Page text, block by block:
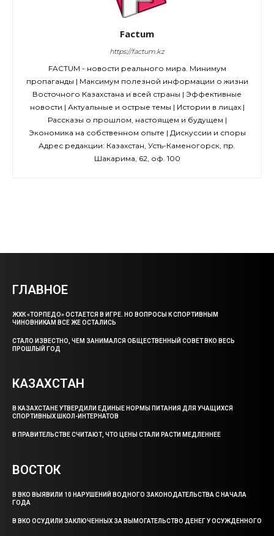
Factum
https://factum.kz
FACTUM - новости реального мира. Минимум
пропаганды | Максимум полезной информации о жизни
Восточного Казахстана и всей страны | Эффективные
новости | Актуальные и острые темы | Истории в лицах |
Рассказы о прошлом, настоящем и будущем |
Экономика на собственном опыте | Дискуссии и споры
Адрес редакции: Казахстан, Усть-Каменогорск, пр.
Шакарима, 62, оф. 100
ГЛАВНОЕ
ЖХК «ТОРПЕДО» ОСТАЕТСЯ В ИГРЕ. НО ВОПРОСЫ К СПОРТИВНЫМ
ЧИНОВНИКАМ ВСЕ ЖЕ ОСТАЛИСЬ
СТАЛО ИЗВЕСТНО, ЧЕМ ЗАНИМАЛСЯ ОБЩЕСТВЕННЫЙ СОВЕТ ВКО ВЕСЬ
ПРОШЛЫЙ ГОД
КАЗАХСТАН
В КАЗАХСТАНЕ УТВЕРДИЛИ ЕДИНЫЕ НОРМЫ ПИТАНИЯ ДЛЯ УЧАЩИХСЯ
СПОРТИВНЫХ ШКОЛ-ИНТЕРНАТОВ
В ПРАВИТЕЛЬСТВЕ СЧИТАЮТ, ЧТО ЦЕНЫ СТАЛИ РАСТИ МЕДЛЕННЕЕ
ВОСТОК
В ВКО ВЫЯВИЛИ 10 НАРУШЕНИЙ ВОДНОГО ЗАКОНОДАТЕЛЬСТВА С НАЧАЛА
ГОДА
В ВКО ОСУДИЛИ ЗАКЛЮЧЕННЫХ ЗА ВЫМОГАТЕЛЬСТВО ДЕНЕГ У ОСУЖДЕННОГО